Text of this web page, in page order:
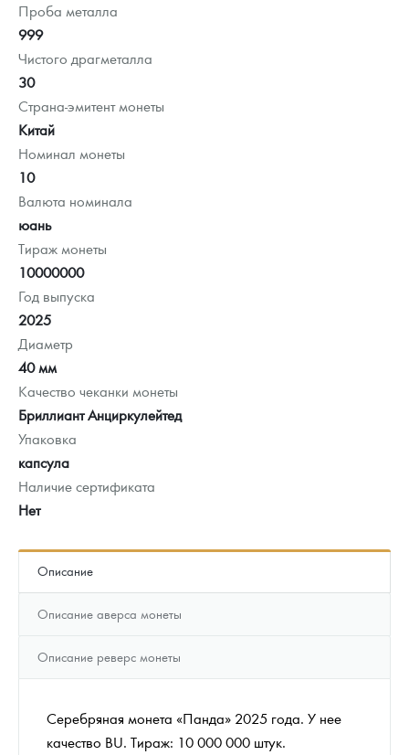
Проба металла
999
Чистого драгметалла
30
Страна-эмитент монеты
Китай
Номинал монеты
10
Валюта номинала
юань
Тираж монеты
10000000
Год выпуска
2025
Диаметр
40 мм
Качество чеканки монеты
Бриллиант Анциркулейтед
Упаковка
капсула
Наличие сертификата
Нет
Описание
Описание аверса монеты
Описание реверс монеты
Серебряная монета «Панда» 2025 года. У нее
качество BU. Тираж: 10 000 000 штук.